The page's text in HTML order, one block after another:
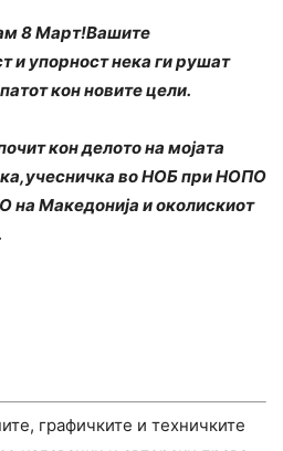
8 Март!Вашите
и упорност нека ги рушат
кон новите цели.
кон делото на мојата
во НОБ при НОПО
на Македонија и околискиот
графичките и техничките